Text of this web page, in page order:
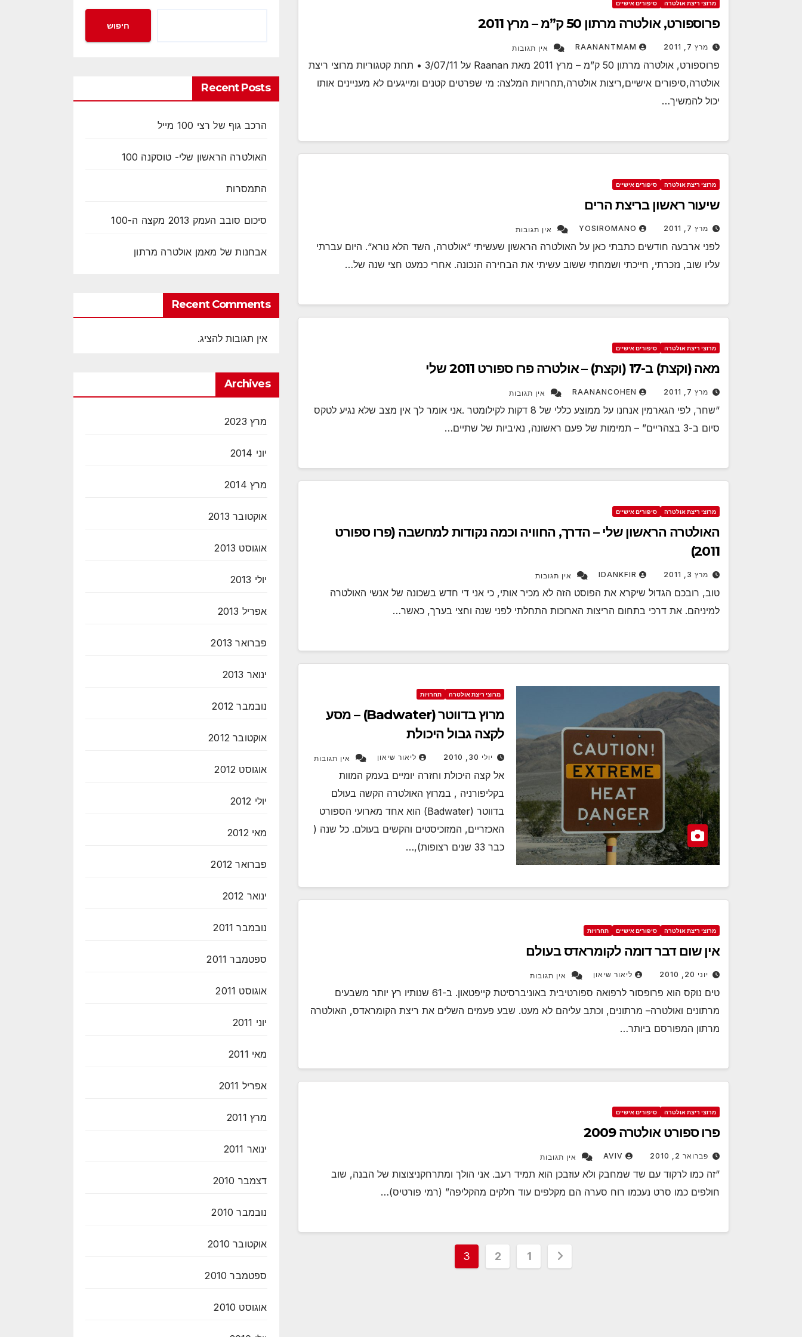
מרוצי ריצת אולטרה סיפורים אישיים
פרוספורט, אולטרה מרתון 50 ק”מ – מרץ 2011
מרץ 7, 2011 RAANANTMAM אין תגובות
פרוספורט, אולטרה מרתון 50 ק”מ – מרץ 2011 מאת Raanan על 3/07/11 • תחת קטגוריות מרוצי ריצת
אולטרה,סיפורים אישיים,ריצות אולטרה,תחרויות המלצה: מי שפרטים קטנים ומייגעים לא מעניינים אותו
יכול להמשיך…
מרוצי ריצת אולטרה סיפורים אישיים
שיעור ראשון בריצת הרים
מרץ 7, 2011 YOSIROMANO אין תגובות
לפני ארבעה חודשים כתבתי כאן על האולטרה הראשון שעשיתי “אולטרה, השד הלא נורא“. היום עברתי
עליו שוב, נזכרתי, חייכתי ושמחתי ששוב עשיתי את הבחירה הנכונה. אחרי כמעט חצי שנה של…
מרוצי ריצת אולטרה סיפורים אישיים
מאה (וקצת) ב-17 (וקצת) – אולטרה פרו ספורט 2011 שלי
מרץ 7, 2011 RAANANCOHEN אין תגובות
“שחר, לפי הגארמין אנחנו על ממוצע כללי של 8 דקות לקילומטר .אני אומר לך אין מצב שלא נגיע לטקס
סיום ב-3 בצהריים” – תמימות של פעם ראשונה, נאיביות של שתיים…
מרוצי ריצת אולטרה סיפורים אישיים
האולטרה הראשון שלי – הדרך, החוויה וכמה נקודות למחשבה (פרו ספורט
2011)
מרץ 3, 2011 IDANKFIR אין תגובות
טוב, רובכם הגדול שיקרא את הפוסט הזה לא מכיר אותי, כי אני די חדש בשכונה של אנשי האולטרה
למיניהם. את דרכי בתחום הריצות הארוכות התחלתי לפני שנה וחצי בערך, כאשר…
מרוצי ריצת אולטרה תחרויות
מרוץ בדווטר (Badwater) – מסע
לקצה גבול היכולת
יולי 30, 2010 ליאור שיאון אין תגובות
אל קצה היכולת וחזרה יומיים בעמק המוות
בקליפורניה , במרוץ האולטרה הקשה בעולם
בדווטר (Badwater) הוא אחד מארועי הספורט
האכזריים, המזוכיסטים והקשים בעולם. כל שנה (
כבר 33 שנים רצופות),…
מרוצי ריצת אולטרה סיפורים אישיים תחרויות
אין שום דבר דומה לקומראדס בעולם
יוני 20, 2010 ליאור שיאון אין תגובות
טים נוקס הוא פרופסור לרפואה ספורטיבית באוניברסיטת קייפטאון. ב-61 שנותיו רץ יותר משבעים
מרתונים ואולטרה– מרתונים, וכתב עליהם לא מעט. שבע פעמים השלים את ריצת הקומראדס, האולטרה
מרתון המפורסם ביותר…
מרוצי ריצת אולטרה סיפורים אישיים
פרו ספורט אולטרה 2009
פברואר 2, 2010 AVIV אין תגובות
“זה כמו לרקוד עם שד שמחבק ולא עוזבכן הוא תמיד רעב. אני הולך ומתרחקניצוצות של הבנה, שוב
חולפים כמו סרט נעכמו רוח סערה הם מקלפים עוד חלקים מהקליפה” (רמי פורטיס)…
Posts
1
2
3
חיפוש
Recent Posts
הרכב גוף של רצי 100 מייל
האולטרה הראשון שלי- טוסקנה 100
התמסרות
סיכום סובב העמק 2013 מקצה ה-100
אבחנות של מאמן אולטרה מרתון
Recent Comments
אין תגובות להציג.
Archives
מרץ 2023
יוני 2014
מרץ 2014
אוקטובר 2013
אוגוסט 2013
יולי 2013
אפריל 2013
פברואר 2013
ינואר 2013
נובמבר 2012
אוקטובר 2012
אוגוסט 2012
יולי 2012
מאי 2012
פברואר 2012
ינואר 2012
נובמבר 2011
ספטמבר 2011
אוגוסט 2011
יוני 2011
מאי 2011
אפריל 2011
מרץ 2011
ינואר 2011
דצמבר 2010
נובמבר 2010
אוקטובר 2010
ספטמבר 2010
אוגוסט 2010